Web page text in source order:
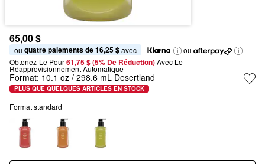
65,00 $
ou quatre paiements de 16,25 $ avec
ou
Obtenez-Le Pour61,75 $ (5% De Réduction) Avec Le
Réapprovisionnement Automatique
Format: 10.1 oz / 298.6 mL Desertland
PLUS QUE QUELQUES ARTICLES EN STOCK
Format standard